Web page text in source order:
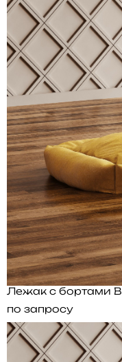
Лежак с бортами B
по запросу